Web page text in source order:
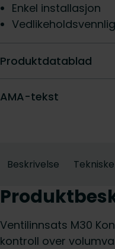
Enkel installasjon
Vedlikeholdsvennlig
Produktdatablad
AMA-tekst
Beskrivelse
Ventilinnsats M30
kontroll over